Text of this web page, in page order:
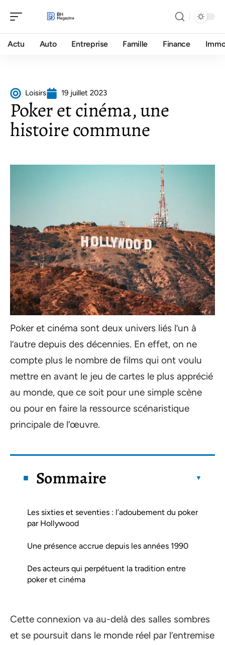
Actu Auto Entreprise Famille Finance
Loisirs 19 juillet 2023
Poker et cinéma, une
histoire commune
Poker et cinéma sont deux univers liés l’un à
l’autre depuis des décennies. En effet, on ne
compte plus le nombre de films qui ont voulu
mettre en avant le jeu de cartes le plus apprécié
au monde, que ce soit pour une simple scène
ou pour en faire la ressource scénaristique
principale de l’œuvre.
Sommaire
Les sixties et seventies : l’adoubement du poker
par Hollywood
Une présence accrue depuis les années 1990
Des acteurs qui perpétuent la tradition entre
poker et cinéma
Cette connexion va au-delà des salles sombres
et se poursuit dans le monde réel par l’entremise